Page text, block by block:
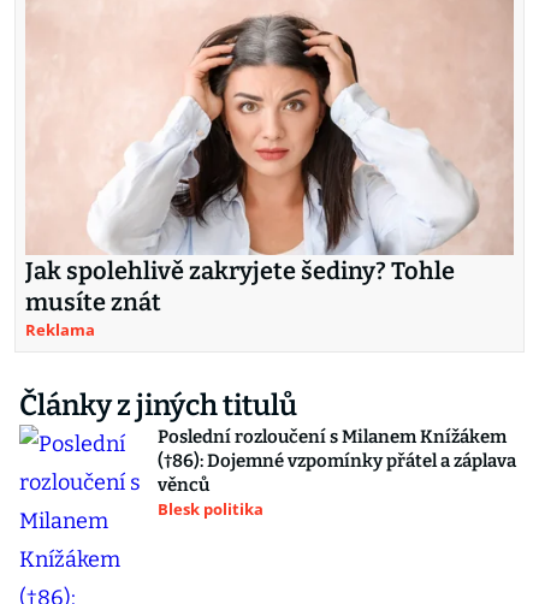
Jak spolehlivě zakryjete šediny? Tohle
musíte znát
Reklama
Články z jiných titulů
Poslední rozloučení s Milanem Knížákem
(†86): Dojemné vzpomínky přátel a záplava
věnců
Blesk politika